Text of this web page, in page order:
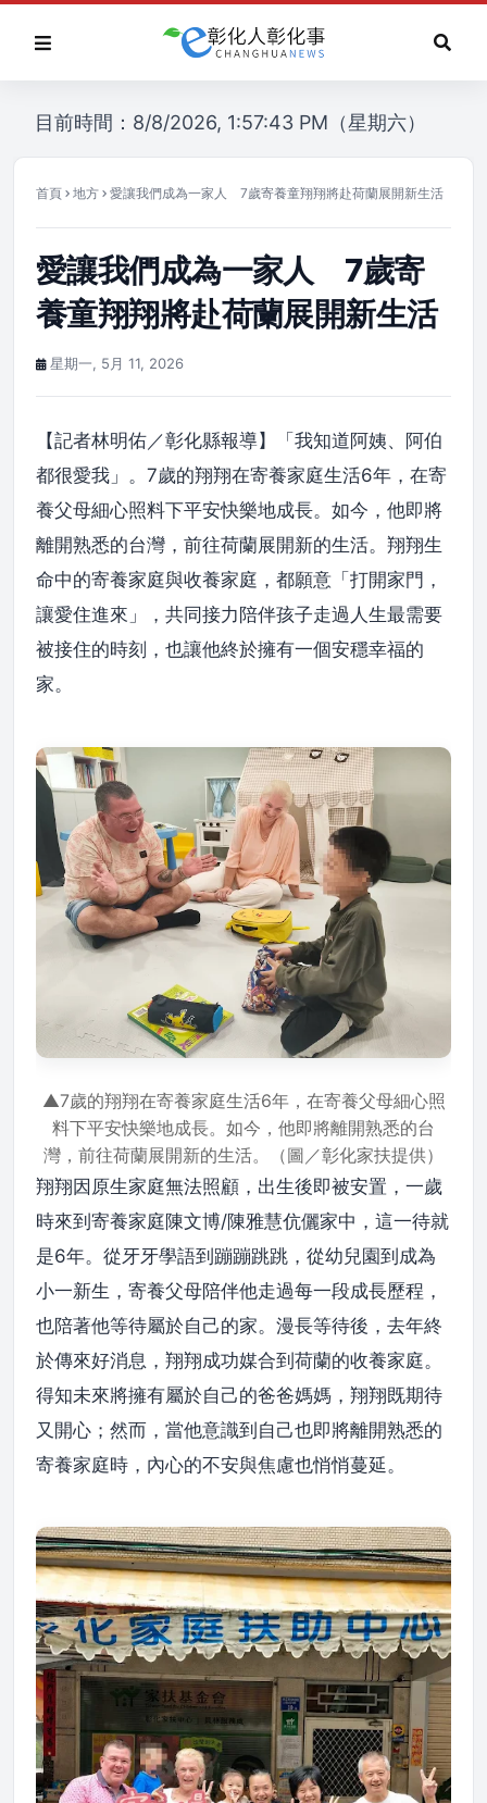
目前時間：8/8/2026, 1:57:43 PM（星期六）
首頁 地方 愛讓我們成為一家人 7歲寄養童翔翔將赴荷蘭展開新生活
愛讓我們成為一家人 7歲寄
養童翔翔將赴荷蘭展開新生活
星期一, 5月 11, 2026
【記者林明佑／彰化縣報導】「我知道阿姨、阿伯
都很愛我」。7歲的翔翔在寄養家庭生活6年，在寄
養父母細心照料下平安快樂地成長。如今，他即將
離開熟悉的台灣，前往荷蘭展開新的生活。翔翔生
命中的寄養家庭與收養家庭，都願意「打開家門，
讓愛住進來」，共同接力陪伴孩子走過人生最需要
被接住的時刻，也讓他終於擁有一個安穩幸福的
家。
▲7歲的翔翔在寄養家庭生活6年，在寄養父母細心照
料下平安快樂地成長。如今，他即將離開熟悉的台
灣，前往荷蘭展開新的生活。（圖／彰化家扶提供）
翔翔因原生家庭無法照顧，出生後即被安置，一歲
時來到寄養家庭陳文博/陳雅慧伉儷家中，這一待就
是6年。從牙牙學語到蹦蹦跳跳，從幼兒園到成為
小一新生，寄養父母陪伴他走過每一段成長歷程，
也陪著他等待屬於自己的家。漫長等待後，去年終
於傳來好消息，翔翔成功媒合到荷蘭的收養家庭。
得知未來將擁有屬於自己的爸爸媽媽，翔翔既期待
又開心；然而，當他意識到自己也即將離開熟悉的
寄養家庭時，內心的不安與焦慮也悄悄蔓延。